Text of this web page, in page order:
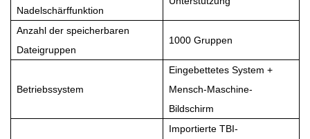
Nadelschärffunktion
Anzahl der speicherbaren
Dateigruppen
1000 Gruppen
Betriebssystem
Eingebettetes System +
Mensch-Maschine-
Bildschirm
Importierte TBI-